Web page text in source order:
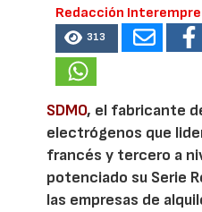
Redacción
313
SDMO, el fabricante
electrógenos que
francés y tercero a
potenciado su Serie
las empresas de